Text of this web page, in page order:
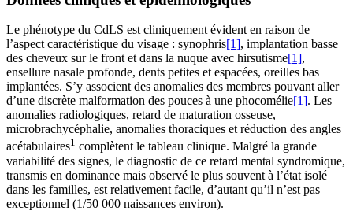
Le phénotype du CdLS est cliniquement évident en raison de
l’aspect caractéristique du visage : synophris[1], implantation basse
des cheveux sur le front et dans la nuque avec hirsutisme[1],
ensellure nasale profonde, dents petites et espacées, oreilles bas
implantées. S’y associent des anomalies des membres pouvant aller
d’une discrète malformation des pouces à une phocomélie[1]. Les
anomalies radiologiques, retard de maturation osseuse,
microbrachycéphalie, anomalies thoraciques et réduction des angles
acétabulaires1 complètent le tableau clinique. Malgré la grande
variabilité des signes, le diagnostic de ce retard mental syndromique,
transmis en dominance mais observé le plus souvent à l’état isolé
dans les familles, est relativement facile, d’autant qu’il n’est pas
exceptionnel (1/50 000 naissances environ).